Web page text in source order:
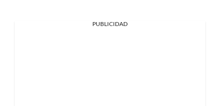
PUBLICIDAD